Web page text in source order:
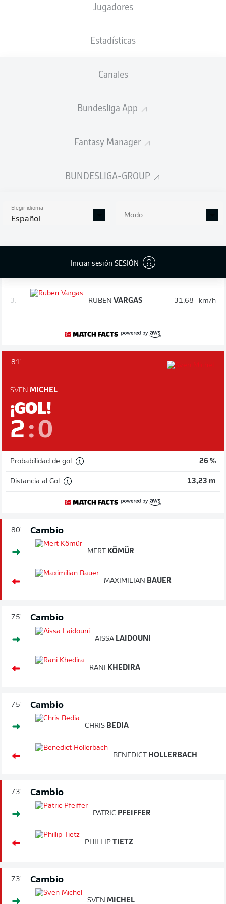
Jugadores
Estadísticas
Canales
Bundesliga App
Fantasy Manager
BUNDESLIGA-GROUP
Elegir idioma
Español Modo
Iniciar sesión SESIÓN
T. Stieler
FINAL
Tarjeta amarilla
90'
Control de velocidad: los jugadores
más rápidos después de 90 minutos
AARONSON
3. RUBEN VARGAS 31,68 km/h
81'
SVEN MICHEL
¡GOL!
2 :0
Probabilidad de gol 26 %
Distancia al Gol 13,23 m
80' Cambio
MERT KÖMÜR
MAXIMILIAN BAUER
75' Cambio
AISSA LAIDOUNI
RANI KHEDIRA
75' Cambio
CHRIS BEDIA
BENEDICT HOLLERBACH
73' Cambio
PATRIC PFEIFFER
PHILLIP TIETZ
73' Cambio
SVEN MICHEL